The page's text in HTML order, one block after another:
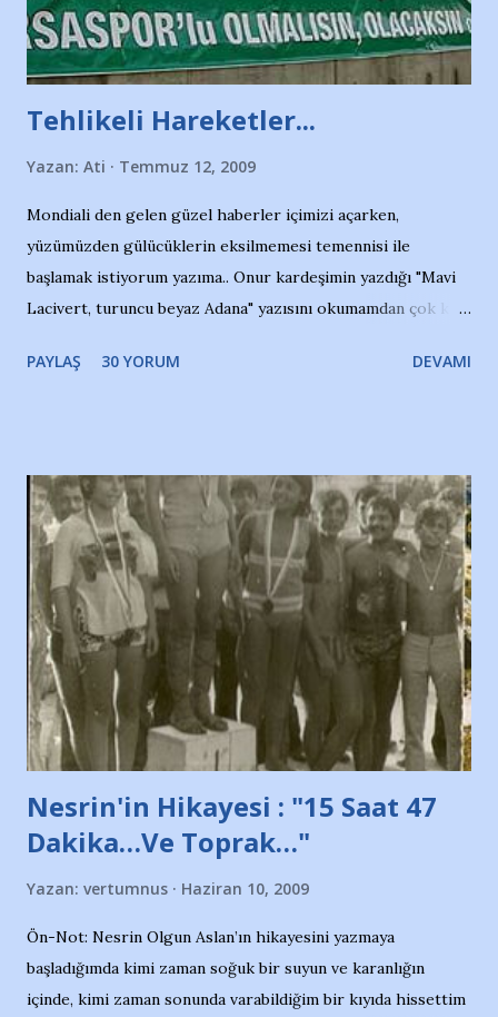
Tehlikeli Hareketler...
Yazan: Ati Temmuz 12, 2009
Mondiali den gelen güzel haberler içimizi açarken,
yüzümüzden gülücüklerin eksilmemesi temennisi ile
başlamak istiyorum yazıma.. Onur kardeşimin yazdığı "Mavi
Lacivert, turuncu beyaz Adana" yazısını okumamdan çok kısa
irkildim.. "Bursasporlu taraftarlar, İstanbul takımlarının
ve ürünlerini Bursa şehrinde görmek istemediklerini bir
protesto eylemiyle açıkladıklarını bildiriyordu.. Bu grup
adına açıklama yapan şahsı muhterem(!) ''Açık ve net olarak
söylüyoruz. Bu son uyarımızdır. Bunun yanısıra, bu takımlara
ait tanıtıcı ilanların asılmasına izin veren Bursa Büyükşehir
Belediyesi ile mağazaların bulunduğu alışveriş merkezlerini
de kınıyoruz'' diye de eklemiş .. Blogumuzda okuduğum bu
yazının hemen ardından bu habe...
PAYLAŞ 30 YORUM DEVAMI
Nesrin'in Hikayesi : "15 Saat 47
Dakika…Ve Toprak…"
Yazan: vertumnus Haziran 10, 2009
Ön-Not: Nesrin Olgun Aslan’ın hikayesini yazmaya
başladığımda kimi zaman soğuk bir suyun ve karanlığın
içinde, kimi zaman sonunda varabildiğim bir kıyıda hissettim